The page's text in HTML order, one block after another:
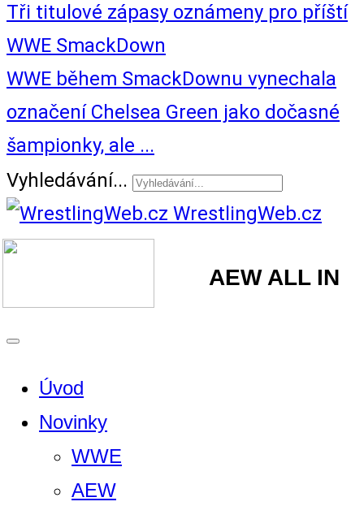
Tři titulové zápasy oznámeny pro příští
WWE SmackDown
WWE během SmackDownu vynechala
označení Chelsea Green jako dočasné
šampionky, ale ...
Vyhledávání...
WrestlingWeb.cz
AEW ALL IN
Úvod
Novinky
WWE
AEW